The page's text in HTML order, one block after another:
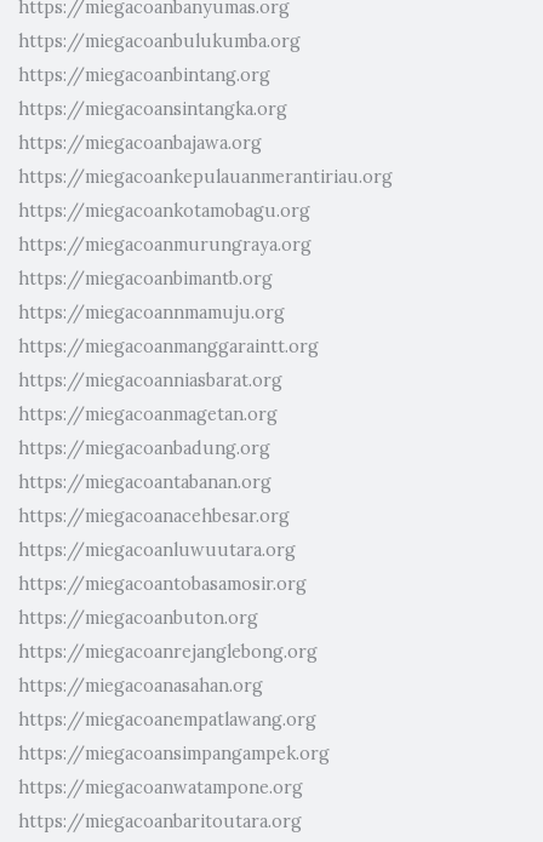
https://miegacoanbanyumas.org
https://miegacoanbulukumba.org
https://miegacoanbintang.org
https://miegacoansintangka.org
https://miegacoanbajawa.org
https://miegacoankepulauanmerantiriau.org
https://miegacoankotamobagu.org
https://miegacoanmurungraya.org
https://miegacoanbimantb.org
https://miegacoannmamuju.org
https://miegacoanmanggaraintt.org
https://miegacoanniasbarat.org
https://miegacoanmagetan.org
https://miegacoanbadung.org
https://miegacoantabanan.org
https://miegacoanacehbesar.org
https://miegacoanluwuutara.org
https://miegacoantobasamosir.org
https://miegacoanbuton.org
https://miegacoanrejanglebong.org
https://miegacoanasahan.org
https://miegacoanempatlawang.org
https://miegacoansimpangampek.org
https://miegacoanwatampone.org
https://miegacoanbaritoutara.org